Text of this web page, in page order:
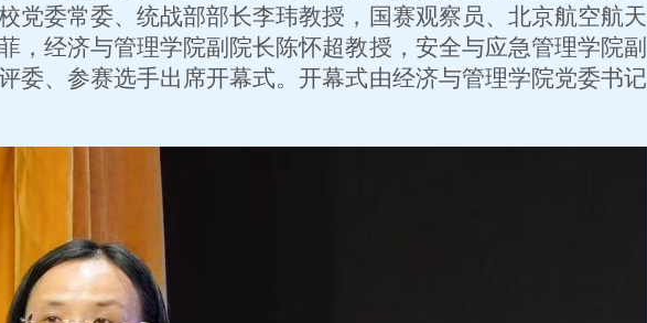
党委常委、统战部部长李玮教授，国赛观察员、北京航空航天
，经济与管理学院副院长陈怀超教授，安全与应急管理学院副
委、参赛选手出席开幕式。开幕式由经济与管理学院党委书记